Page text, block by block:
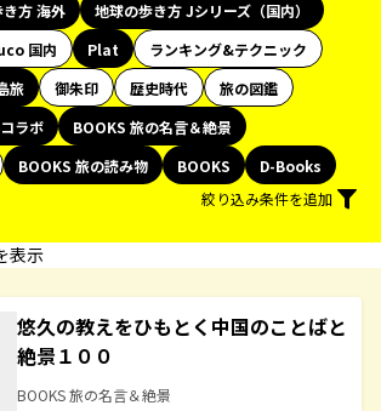
方 海外
地球の歩き方 Jシリーズ（国内）
国内 Plat
ランキング&テクニック
旅 御朱印 歴史時代
旅の図鑑
ラボ
BOOKS 旅の名言＆絶景
BOOKS 旅の読み物 BOOKS
D-Books
絞り込み条件を追加
表示
悠久の教えをひもとく中国のことばと
絶景１００
BOOKS 旅の名言＆絶景